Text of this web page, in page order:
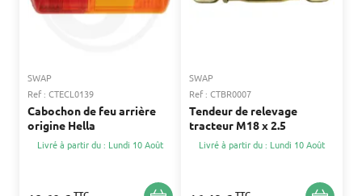
SWAP
Ref : CTECL0139
Cabochon de feu arrière
origine Hella
Livré à partir du : Lundi 10 Août
SWAP
Ref : CTBR0007
Tendeur de relevage
tracteur M18 x 2.5
Livré à partir du : Lundi 10 Août